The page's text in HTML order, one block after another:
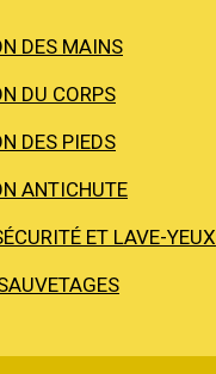
DES MAINS
DU CORPS
DES PIEDS
ANTICHUTE
ET LAVE-YEUX